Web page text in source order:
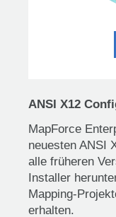
ANSI X12
MapForce
neuesten ANSI
alle früheren
Installer
Mapping-
erhalten.